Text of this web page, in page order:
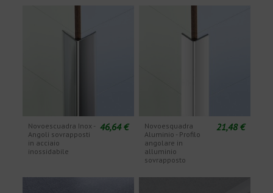
Novoescuadra Inox -
Angoli sovrapposti
in acciaio
inossidabile
46,64 €
Novoesquadra
Aluminio - Profilo
angolare in
alluminio
sovrapposto
21,48 €